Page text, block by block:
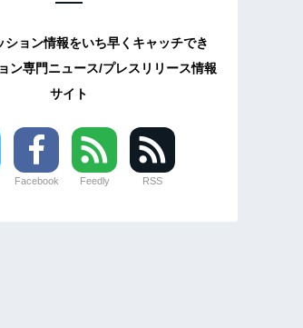
ション情報をいち早くキャッチでき
ン専門ニュース/プレスリリース情報
サイト
Facebook Feedly RSS